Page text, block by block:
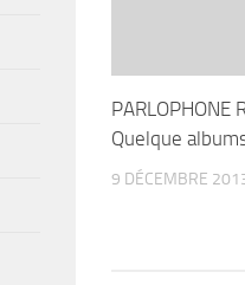
PARLOPHONE
Quelque
9 DÉCEMBRE